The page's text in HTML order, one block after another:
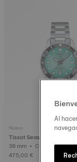
Nuevo
Tissot Seastar 1000
36 mm • Cuarzo
475,00 €
Al